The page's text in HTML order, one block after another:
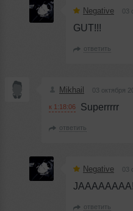
Negative 03
GUT!!!
ответить
Mikhail 03 октября
к 1:18:06 Superrrrr
ответить
Negative 03
ответить